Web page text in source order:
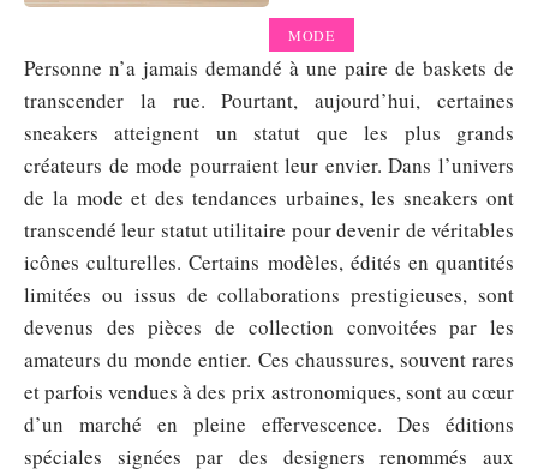
MODE
Personne n’a jamais demandé à une paire de baskets de
transcender la rue. Pourtant, aujourd’hui, certaines
sneakers atteignent un statut que les plus grands
créateurs de mode pourraient leur envier. Dans l’univers
de la mode et des tendances urbaines, les sneakers ont
transcendé leur statut utilitaire pour devenir de véritables
icônes culturelles. Certains modèles, édités en quantités
limitées ou issus de collaborations prestigieuses, sont
devenus des pièces de collection convoitées par les
amateurs du monde entier. Ces chaussures, souvent rares
et parfois vendues à des prix astronomiques, sont au cœur
d’un marché en pleine effervescence. Des éditions
spéciales signées par des designers renommés aux